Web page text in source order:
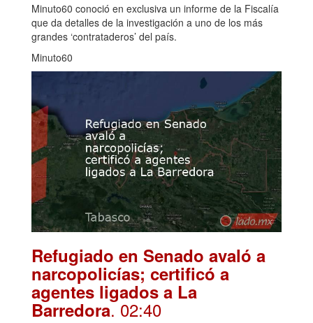
Minuto60 conoció en exclusiva un informe de la Fiscalía
que da detalles de la investigación a uno de los más
grandes ‘contrataderos’ del país.
Minuto60
Refugiado en Senado avaló a
narcopolicías; certificó a
agentes ligados a La
Barredora. 02:40